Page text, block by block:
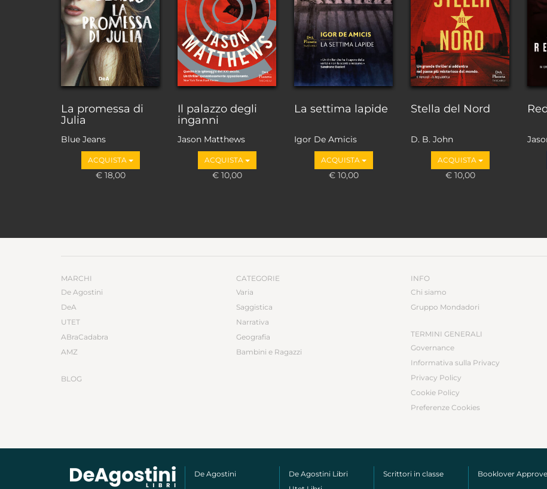
La promessa di
Julia
Blue Jeans
ACQUISTA
€ 18,00
Il palazzo degli
inganni
Jason Matthews
ACQUISTA
€ 10,00
La settima lapide
Igor De Amicis
ACQUISTA
€ 10,00
Stella del Nord
D. B. John
ACQUISTA
€ 10,00
MARCHI
De Agostini
DeA
UTET
ABraCadabra
AMZ
BLOG
CATEGORIE
Varia
Saggistica
Narrativa
Geografia
Bambini e Ragazzi
INFO
Chi siamo
Gruppo Mondadori
TERMINI GENERALI
Governance
Informativa sulla Privacy
Privacy Policy
Cookie Policy
Preferenze Cookies
De Agostini
De Agostini Libri
Scrittori in classe Booklover